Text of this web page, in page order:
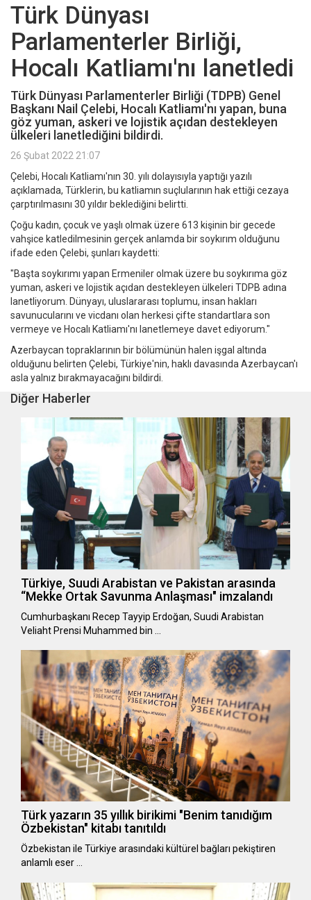
Türk Dünyası
Parlamenterler Birliği,
Hocalı Katliamı'nı lanetledi
Türk Dünyası Parlamenterler Birliği (TDPB) Genel
Başkanı Nail Çelebi, Hocalı Katliamı'nı yapan, buna
göz yuman, askeri ve lojistik açıdan destekleyen
ülkeleri lanetlediğini bildirdi.
26 Şubat 2022 21:07
Çelebi, Hocalı Katliamı'nın 30. yılı dolayısıyla yaptığı yazılı
açıklamada, Türklerin, bu katliamın suçlularının hak ettiği cezaya
çarptırılmasını 30 yıldır beklediğini belirtti.
Çoğu kadın, çocuk ve yaşlı olmak üzere 613 kişinin bir gecede
vahşice katledilmesinin gerçek anlamda bir soykırım olduğunu
ifade eden Çelebi, şunları kaydetti:
"Başta soykırımı yapan Ermeniler olmak üzere bu soykırıma göz
yuman, askeri ve lojistik açıdan destekleyen ülkeleri TDPB adına
lanetliyorum. Dünyayı, uluslararası toplumu, insan hakları
savunucularını ve vicdanı olan herkesi çifte standartlara son
vermeye ve Hocalı Katliamı'nı lanetlemeye davet ediyorum."
Azerbaycan topraklarının bir bölümünün halen işgal altında
olduğunu belirten Çelebi, Türkiye'nin, haklı davasında Azerbaycan'ı
asla yalnız bırakmayacağını bildirdi.
Diğer Haberler
Türkiye, Suudi Arabistan ve Pakistan arasında
“Mekke Ortak Savunma Anlaşması" imzalandı
Cumhurbaşkanı Recep Tayyip Erdoğan, Suudi Arabistan
Veliaht Prensi Muhammed bin …
Türk yazarın 35 yıllık birikimi "Benim tanıdığım
Özbekistan" kitabı tanıtıldı
Özbekistan ile Türkiye arasındaki kültürel bağları pekiştiren
anlamlı eser …